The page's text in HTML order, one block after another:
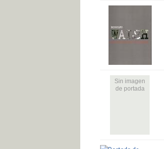
Sin imagen
de portada